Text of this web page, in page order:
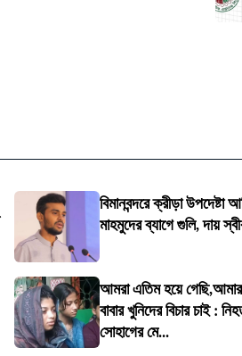
বিমানবন্দরে ক্রীড়া উপদেষ্টা
মাহমুদের ব্যাগে গুলি, দায়
আমরা এতিম হয়ে গেছি,আমার
বাবার খুনিদের বিচার চাই :
সোহাগের মে...